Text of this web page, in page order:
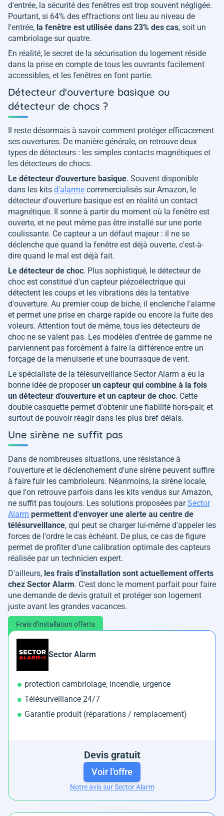
d'entrée, la sécurité des fenêtres est trop souvent négligée.
Pourtant, si 64% des effractions ont lieu au niveau de
l'entrée, la fenêtre est utilisée dans 23% des cas, soit un
cambriolage sur quatre.
En réalité, le secret de la sécurisation du logement réside
dans la prise en compte de tous les ouvrants facilement
accessibles, et les fenêtres en font partie.
Détecteur d'ouverture basique ou
détecteur de chocs ?
Il reste désormais à savoir comment protéger efficacement
ses ouvertures. De manière générale, on retrouve deux
types de détecteurs : les simples contacts magnétiques et
les détecteurs de chocs.
Le détecteur d'ouverture basique. Souvent disponible
dans les kits d'alarme commercialisés sur Amazon, le
détecteur d'ouverture basique est en réalité un contact
magnétique. Il sonne à partir du moment où la fenêtre est
ouverte, et ne peut même pas être installé sur une porte
coulissante. Ce capteur a un défaut majeur : il ne se
déclenche que quand la fenêtre est déjà ouverte, c'est-à-
dire quand le mal est déjà fait.
Le détecteur de choc. Plus sophistiqué, le détecteur de
choc est constitué d'un capteur piézoélectrique qui
détectent les coups et les vibrations dès la tentative
d'ouverture. Au premier coup de biche, il enclenche l'alarme
et permet une prise en charge rapide ou encore la fuite des
voleurs. Attention tout de même, tous les détecteurs de
choc ne se valent pas. Les modèles d'entrée de gamme ne
parviennent pas forcément à faire la différence entre un
forçage de la menuiserie et une bourrasque de vent.
Le spécialiste de la télésurveillance Sector Alarm a eu la
bonne idée de proposerun capteur qui combine à la fois
un détecteur d'ouverture et un capteur de choc. Cette
double casquette permet d'obtenir une fiabilité hors-pair, et
surtout de pouvoir réagir dans les plus bref délais.
Une sirène ne suffit pas
Dans de nombreuses situations, une résistance à
l'ouverture et le déclenchement d'une sirène peuvent suffire
à faire fuir les cambrioleurs. Néanmoins, la sirène locale,
que l'on retrouve parfois dans les kits vendus sur Amazon,
ne suffit pas toujours. Les solutions proposées parSector
Alarm permettent d'envoyer une alerte au centre de
télésurveillance, qui peut se charger lui-même d'appeler les
forces de l'ordre le cas échéant. De plus, ce cas de figure
permet de profiter d'une calibration optimale des capteurs
réalisée par un technicien expert.
D'ailleurs, les frais d'installation sont actuellement offerts
chez Sector Alarm. C'est donc le moment parfait pour faire
une demande de devis gratuit et protéger son logement
juste avant les grandes vacances.
Frais d'installation offerts
Sector Alarm
protection cambriolage, incendie, urgence
Télésurveillance 24/7
Garantie produit (réparations / remplacement)
Devis gratuit
Voir l'offre
Notre avis sur Sector Alarm